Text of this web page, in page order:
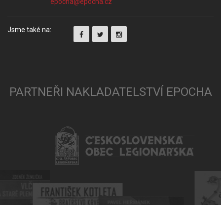
Jsme také na:
PARTNEŘI NAKLADATELSTVÍ EPOCHA